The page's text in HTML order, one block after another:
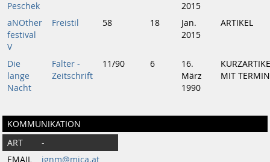
Peschek
2015
aNOther
festival
V
Freistil 58 18
Jan.
2015
ARTIKEL
Die
lange
Nacht
Falter -
Zeitschrift
11/90 6
16.
März
1990
MIT TERMIN
KOMMUNIKATION
ART
-
EMAIL
ignm@mica.at